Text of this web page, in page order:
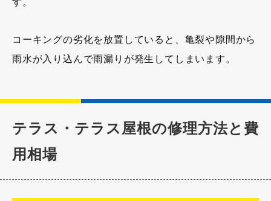
コーキングの劣化を放置していると、亀裂や隙間から
雨水が入り込んで雨漏りが発生してしまいます。
テラス・テラス屋根の修理方法と費
用相場